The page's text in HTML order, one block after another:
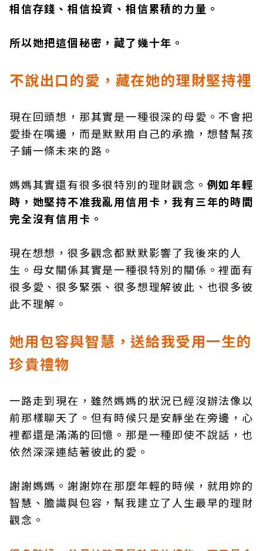
相信存錢、相信投資、相信累積的力量。
所以她把這個秘密，藏了幾十年。
不說出口的愛，藏在她的理財堅持裡
現在回頭想，那其實是一種很深的母愛。不會把
愛掛在嘴邊，而是默默用自己的承擔，想替幫孩
子鋪一條未來的路。
媽媽其實還有很多很特別的理財觀念。 例如年輕
時，她堅持不准我亂用信用卡，我有三年的時間
完全沒有信用卡。
現在想想，很多觀念都默默影響了我後來的人
生。母女關係其實是一種很特別的關係。裡面有
很多愛、很多緊張、很多想理解彼此、也很多彼
此不理解。
她用包容與智慧，送給我受用一生的
珍貴禮物
一路走到現在，雖然媽媽的狀況已經沒辦法像以
前那樣聊天了。但有時候只是安靜坐在旁邊，心
裡都還是滿滿的回憶。那是一種即使不說話，也
依然深深連結著彼此的愛。
謝謝媽媽。謝謝妳在那麼年輕的時候，就用妳的
智慧、膽識與包容，幫我建立了人生最早的理財
觀念。